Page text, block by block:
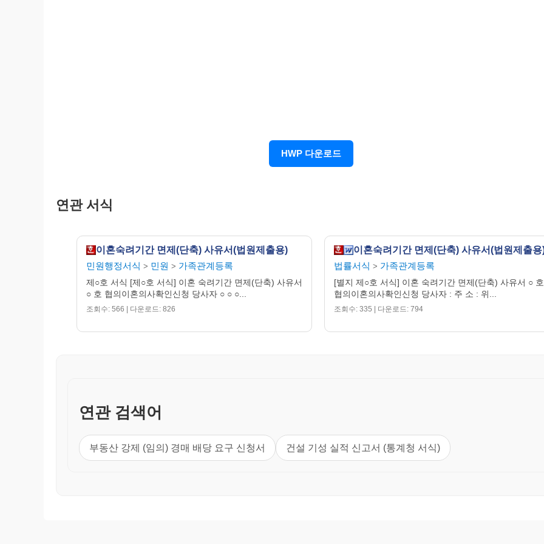
HWP 다운로드
연관 서식
이혼숙려기간 면제(단축) 사유서(법원제출용)
민원행정서식 > 민원 > 가족관계등록
제○호 서식 [제○호 서식] 이혼 숙려기간 면제(단축) 사유서
○ 호 협의이혼의사확인신청 당사자 ○ ○ ○...
조회수: 566 | 다운로드: 826
이혼숙려기간 면제(단축) 사유서(법원제출용
법률서식 > 가족관계등록
[별지 제○호 서식] 이혼 숙려기간 면제(단축) 사유서 ○ 호
협의이혼의사확인신청 당사자 : 주 소 : 위...
조회수: 335 | 다운로드: 794
연관 검색어
부동산 강제 (임의) 경매 배당 요구 신청서 건설 기성 실적 신고서 (통계청 서식)